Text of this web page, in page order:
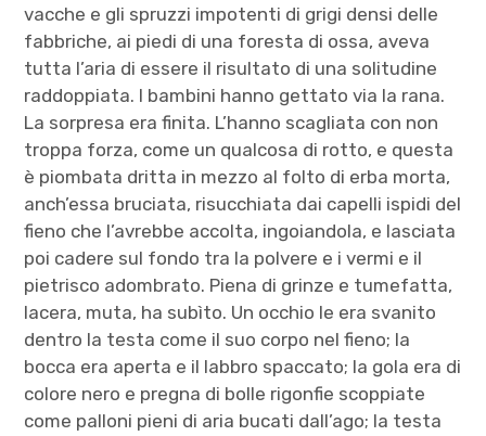
vacche e gli spruzzi impotenti di grigi densi delle
fabbriche, ai piedi di una foresta di ossa, aveva
tutta l’aria di essere il risultato di una solitudine
raddoppiata. I bambini hanno gettato via la rana.
La sorpresa era finita. L’hanno scagliata con non
troppa forza, come un qualcosa di rotto, e questa
è piombata dritta in mezzo al folto di erba morta,
anch’essa bruciata, risucchiata dai capelli ispidi del
fieno che l’avrebbe accolta, ingoiandola, e lasciata
poi cadere sul fondo tra la polvere e i vermi e il
pietrisco adombrato. Piena di grinze e tumefatta,
lacera, muta, ha subìto. Un occhio le era svanito
dentro la testa come il suo corpo nel fieno; la
bocca era aperta e il labbro spaccato; la gola era di
colore nero e pregna di bolle rigonfie scoppiate
come palloni pieni di aria bucati dall’ago; la testa